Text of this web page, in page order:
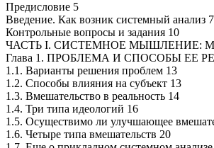
Предисловие 5
Введение. Как возник системный анализ 7
Контрольные вопросы и задания 10
ЧАСТЬ I. СИСТЕМНОЕ МЫШЛЕНИЕ:
Глава 1. ПРОБЛЕМА И СПОСОБЫ ЕЕ
1.1. Варианты решения проблем 13
1.2. Способы влияния на субъект 13
1.3. Вмешательство в реальность 14
1.4. Три типа идеологий 16
1.5. Осуществимо ли улучшающее
1.6. Четыре типа вмешательств 20